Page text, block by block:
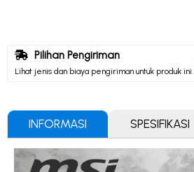
Pilihan Pengiriman
Lihat jenis dan biaya pengiriman untuk produk ini.
INFORMASI SPESIFIKASI